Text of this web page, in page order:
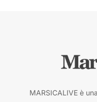
MARSICALIVE è